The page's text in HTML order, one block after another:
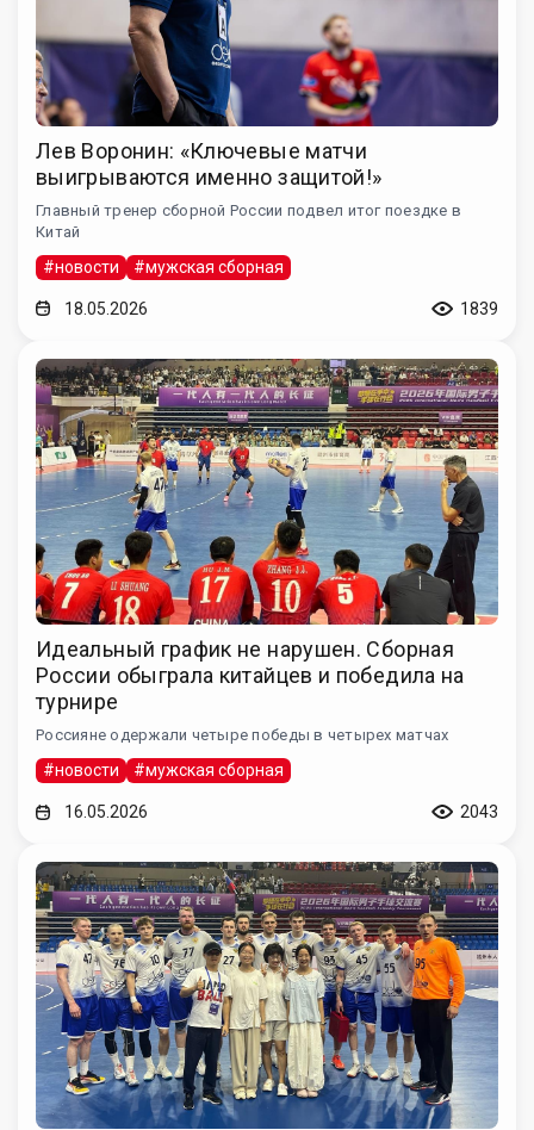
Лев Воронин: «Ключевые матчи
выигрываются именно защитой!»
Главный тренер сборной России подвел итог поездке в
Китай
#новости #мужская сборная
18.05.2026 1839
Идеальный график не нарушен. Сборная
России обыграла китайцев и победила на
турнире
Россияне одержали четыре победы в четырех матчах
#новости #мужская сборная
16.05.2026 2043